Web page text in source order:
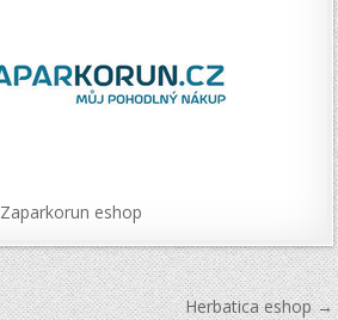
Zaparkorun eshop
Herbatica eshop →